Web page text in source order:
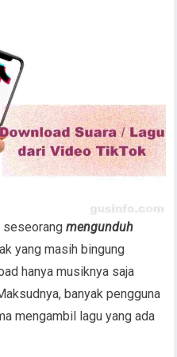
seseorangmengunduh
yang masih bingung
hanya musiknya saja
banyak pengguna
mengambil lagu yang ada